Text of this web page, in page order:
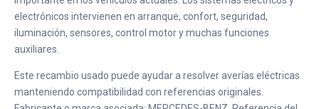
electrónicos intervienen en arranque, confort, seguridad,
iluminación, sensores, control motor y muchas funciones
auxiliares.
Este recambio usado puede ayudar a resolver averías eléctricas
manteniendo compatibilidad con referencias originales.